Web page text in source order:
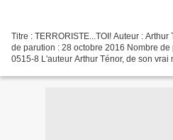
Titre : TERRORISTE...TOI! Auteur :
de parution : 28 octobre 2016 Nombre
0515-8 L'auteur Arthur Ténor, de son vrai